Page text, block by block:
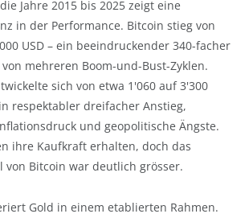
Jahre 2015 bis 2025 zeigt eine
in der Performance. Bitcoin stieg von
USD – ein beeindruckender 340-facher
mehreren Boom-und-Bust-Zyklen.
sich von etwa 1'060 auf 3'300
respektabler dreifacher Anstieg,
und geopolitische Ängste.
ihre Kaufkraft erhalten, doch das
von Bitcoin war deutlich grösser.
Gold in einem etablierten Rahmen.